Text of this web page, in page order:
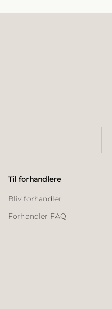
Til forhandlere
Bliv forhandler
Forhandler FAQ